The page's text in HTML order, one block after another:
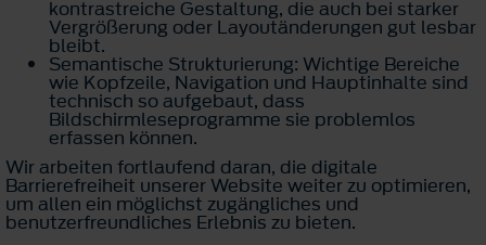
kontrastreiche Gestaltung, die auch bei starker
Vergrößerung oder Layoutänderungen gut lesbar
bleibt.
Semantische Strukturierung: Wichtige Bereiche
wie Kopfzeile, Navigation und Hauptinhalte sind
technisch so aufgebaut, dass
Bildschirmleseprogramme sie problemlos
erfassen können.
Wir arbeiten fortlaufend daran, die digitale
Barrierefreiheit unserer Website weiter zu optimieren,
um allen ein möglichst zugängliches und
benutzerfreundliches Erlebnis zu bieten.